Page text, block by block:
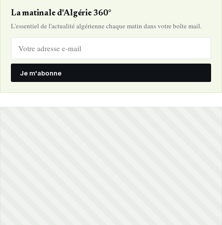
La matinale d'Algérie 360°
L'essentiel de l'actualité algérienne chaque matin dans votre boîte mail.
Je m'abonne